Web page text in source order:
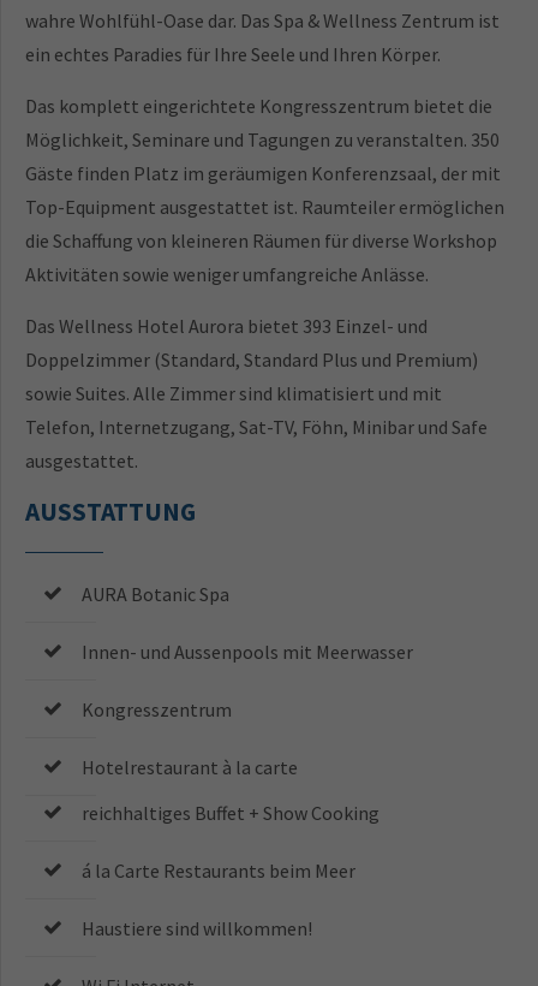
wahre Wohlfühl-Oase dar. Das Spa & Wellness Zentrum ist
ein echtes Paradies für Ihre Seele und Ihren Körper.
Das komplett eingerichtete Kongresszentrum bietet die
Möglichkeit, Seminare und Tagungen zu veranstalten. 350
Gäste finden Platz im geräumigen Konferenzsaal, der mit
Top-Equipment ausgestattet ist. Raumteiler ermöglichen
die Schaffung von kleineren Räumen für diverse Workshop
Aktivitäten sowie weniger umfangreiche Anlässe.
Das Wellness Hotel Aurora bietet 393 Einzel- und
Doppelzimmer (Standard, Standard Plus und Premium)
sowie Suites. Alle Zimmer sind klimatisiert und mit
Telefon, Internetzugang, Sat-TV, Föhn, Minibar und Safe
ausgestattet.
AUSSTATTUNG
AURA Botanic Spa
Innen- und Aussenpools mit Meerwasser
Kongresszentrum
Hotelrestaurant à la carte
reichhaltiges Buffet + Show Cooking
á la Carte Restaurants beim Meer
Haustiere sind willkommen!